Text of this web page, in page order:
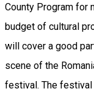
County Program for
budget of cultural
will cover a good
scene of the
festival. The